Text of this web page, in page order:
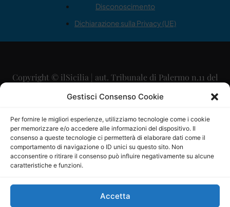
Gestisci Consenso Cookie
Per fornire le migliori esperienze, utilizziamo tecnologie come i cookie
per memorizzare e/o accedere alle informazioni del dispositivo. Il
consenso a queste tecnologie ci permetterà di elaborare dati come il
comportamento di navigazione o ID unici su questo sito. Non
acconsentire o ritirare il consenso può influire negativamente su alcune
caratteristiche e funzioni.
Accetta
Disconoscimento
Dichiarazione sulla Privacy (UE)
Copyright © ilSicilia | aut. Tribunale di Palermo n.11 del
29/09/2015
Direttore Editoriale: Maurizio Scaglione
Direttore Responsabile: Maria Calabrese
P.IVA: 06334930820